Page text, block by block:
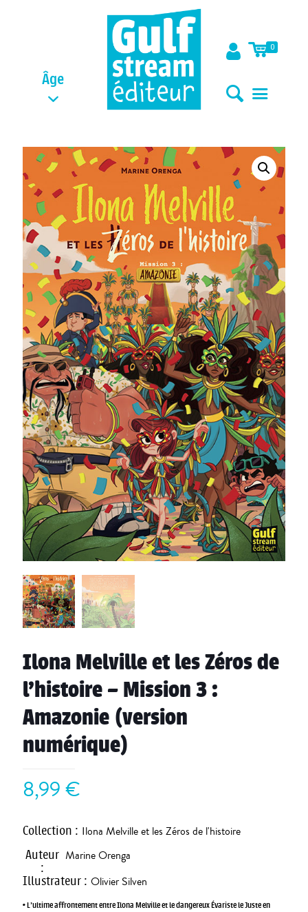
Âge
0
Ilona Melville et les Zéros de
l’histoire – Mission 3 :
Amazonie (version
numérique)
8,99€
Collection : Ilona Melville et les Zéros de l'histoire
Auteur
:
Marine Orenga
Illustrateur : Olivier Silven
• L’ultime affrontement entre Ilona Melville et le dangereux Évariste le Juste en